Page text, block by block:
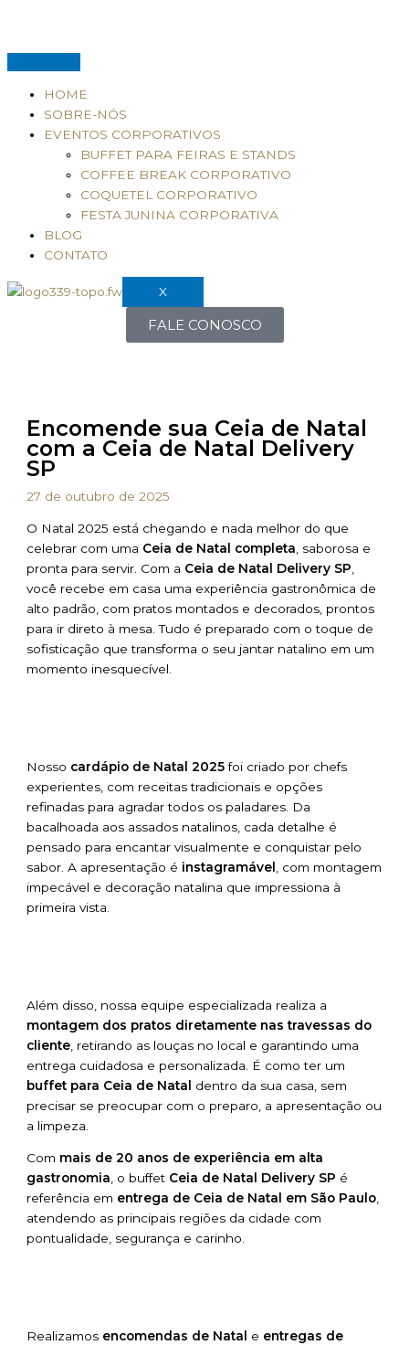
conteúdo
HOME
SOBRE-NÓS
EVENTOS CORPORATIVOS
BUFFET PARA FEIRAS E STANDS
COFFEE BREAK CORPORATIVO
COQUETEL CORPORATIVO
FESTA JUNINA CORPORATIVA
BLOG
CONTATO
X
FALE CONOSCO
Encomende sua Ceia de Natal
com a Ceia de Natal Delivery
SP
27 de outubro de 2025
O Natal 2025 está chegando e nada melhor do que
celebrar com uma Ceia de Natal completa , saborosa e
pronta para servir. Com a Ceia de Natal Delivery SP
você recebe em casa uma experiência gastronômica de
alto padrão, com pratos montados e decorados, prontos
para ir direto à mesa. Tudo é preparado com o toque de
sofisticação que transforma o seu jantar natalino em um
momento inesquecível.
Nosso cardápio de Natal 2025foi criado por chefs
experientes, com receitas tradicionais e opções
refinadas para agradar todos os paladares. Da
bacalhoada aos assados natalinos, cada detalhe é
pensado para encantar visualmente e conquistar pelo
sabor. A apresentação é instagramável
, com montagem
impecável e decoração natalina que impressiona à
primeira vista.
Além disso, nossa equipe especializada realiza a
montagem dos pratos diretamente nas travessas do
cliente , retirando as louças no local e garantindo uma
entrega cuidadosa e personalizada. É como ter um
buffet para Ceia de Natal dentro da sua casa, sem
precisar se preocupar com o preparo, a apresentação ou
a limpeza.
Com mais de 20 anos de experiência em alta
gastronomia , o buffet Ceia de Natal Delivery SP é
referência em entrega de Ceia de Natal em São Paulo
atendendo as principais regiões da cidade com
pontualidade, segurança e carinho.
Realizamos encomendas de Natal e entregas de
p
o